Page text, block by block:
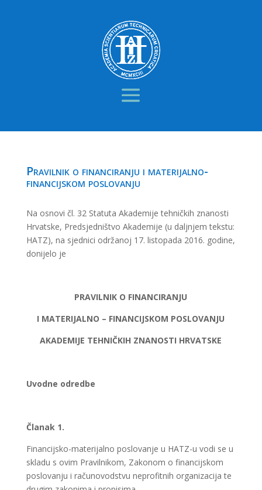
Pravilnik o financiranju i materijalno-
financijskom poslovanju
Na osnovi čl. 32 Statuta Akademije tehničkih znanosti
Hrvatske, Predsjedništvo Akademije (u daljnjem tekstu:
HATZ), na sjednici održanoj 17. listopada 2016. godine,
donijelo je
PRAVILNIK O FINANCIRANJU
I MATERIJALNO – FINANCIJSKOM POSLOVANJU
AKADEMIJE TEHNIČKIH ZNANOSTI HRVATSKE
Uvodne odredbe
Članak 1.
Financijsko-materijalno poslovanje u HATZ-u vodi se u
skladu s ovim Pravilnikom, Zakonom o financijskom
poslovanju i računovodstvu neprofitnih organizacija te